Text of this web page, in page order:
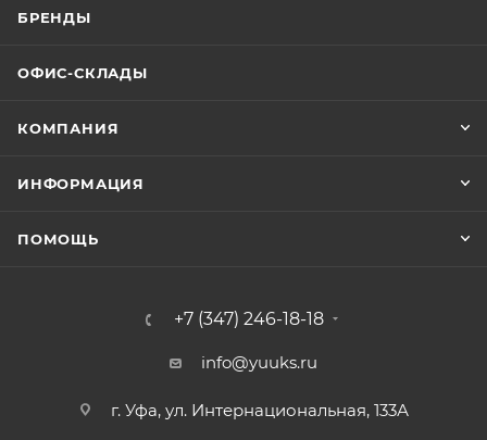
БРЕНДЫ
ОФИС-СКЛАДЫ
КОМПАНИЯ
ИНФОРМАЦИЯ
ПОМОЩЬ
+7 (347) 246-18-18
info@yuuks.ru
г. Уфа, ул. Интернациональная, 133А